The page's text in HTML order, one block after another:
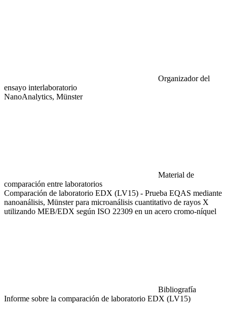
Organizador del
ensayo interlaboratorio
NanoAnalytics, Münster
Material de
comparación entre laboratorios
Comparación de laboratorio EDX (LV15) - Prueba EQAS mediante
nanoanálisis, Münster para microanálisis cuantitativo de rayos X
utilizando MEB/EDX según ISO 22309 en un acero cromo-níquel
Bibliografía
Informe sobre la comparación de laboratorio EDX (LV15)